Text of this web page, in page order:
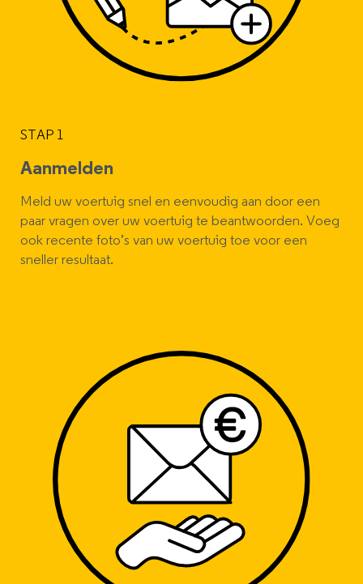
STAP 1
Aanmelden
Meld uw voertuig snel en eenvoudig aan door een
paar vragen over uw voertuig te beantwoorden. Voeg
ook recente foto’s van uw voertuig toe voor een
sneller resultaat.